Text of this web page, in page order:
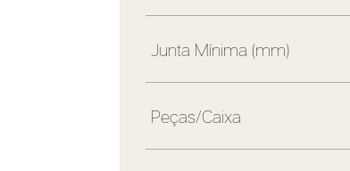
Junta Mínima (mm)
Peças/Caixa